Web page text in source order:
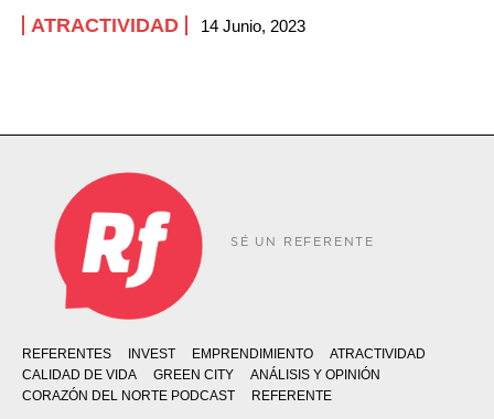
ATRACTIVIDAD 14 Junio, 2023
SÉ UN REFERENTE
REFERENTES INVEST EMPRENDIMIENTO
ATRACTIVIDAD
CALIDAD DE VIDA
GREEN CITY
ANÁLISIS Y OPINIÓN
CORAZÓN DEL NORTE PODCAST
REFERENTE